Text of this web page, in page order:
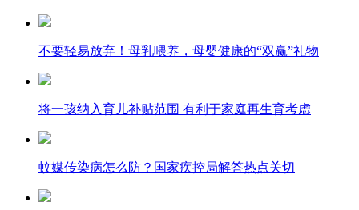
不要轻易放弃！母乳喂养，母婴健康的“双赢”礼物
将一孩纳入育儿补贴范围 有利于家庭再生育考虑
蚊媒传染病怎么防？国家疾控局解答热点关切